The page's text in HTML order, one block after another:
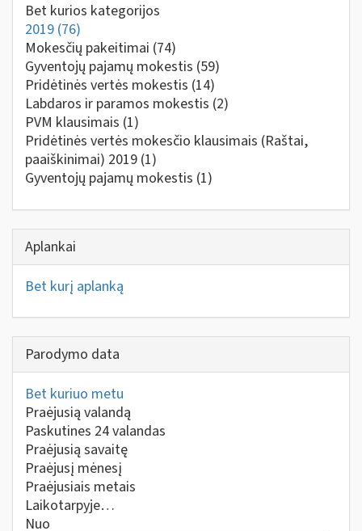
Bet kurios kategorijos
2019 (76)
Mokesčių pakeitimai (74)
Gyventojų pajamų mokestis (59)
Pridėtinės vertės mokestis (14)
Labdaros ir paramos mokestis (2)
PVM klausimais (1)
Pridėtinės vertės mokesčio klausimais (Raštai,
paaiškinimai) 2019 (1)
Gyventojų pajamų mokestis (1)
Aplankai
Bet kurį aplanką
Parodymo data
Bet kuriuo metu
Praėjusią valandą
Paskutines 24 valandas
Praėjusią savaitę
Praėjusį mėnesį
Praėjusiais metais
Laikotarpyje…
Nuo